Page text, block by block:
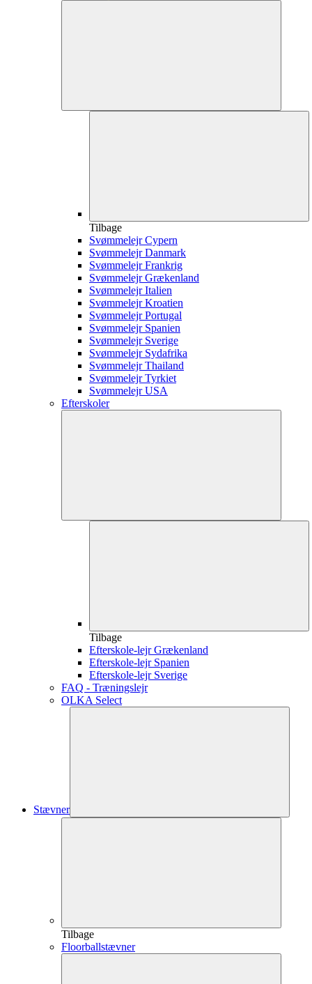
Tilbage
Svømmelejr Cypern
Svømmelejr Danmark
Svømmelejr Frankrig
Svømmelejr Grækenland
Svømmelejr Italien
Svømmelejr Kroatien
Svømmelejr Portugal
Svømmelejr Spanien
Svømmelejr Sverige
Svømmelejr Sydafrika
Svømmelejr Thailand
Svømmelejr Tyrkiet
Svømmelejr USA
Efterskoler
Tilbage
Efterskole-lejr Grækenland
Efterskole-lejr Spanien
Efterskole-lejr Sverige
FAQ - Træningslejr
OLKA Select
Stævner
Tilbage
Floorballstævner